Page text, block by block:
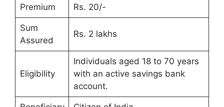
Premium Rs. 20/-
Sum
Assured
Rs. 2 lakhs
Eligibility
Individuals aged 18 to 70 years
with an active savings bank
account.